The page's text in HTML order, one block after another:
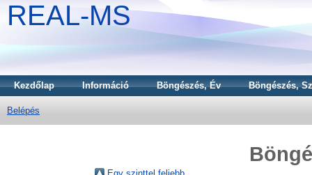
REAL-MS
Kezdőlap Információ Böngészés, Év Böngészés,
Belépés